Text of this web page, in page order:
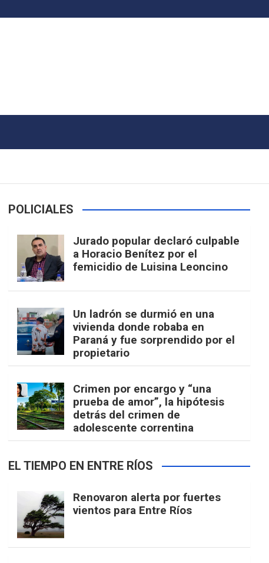
POLICIALES
Jurado popular declaró culpable
a Horacio Benítez por el
femicidio de Luisina Leoncino
Un ladrón se durmió en una
vivienda donde robaba en
Paraná y fue sorprendido por el
propietario
Crimen por encargo y “una
prueba de amor”, la hipótesis
detrás del crimen de
adolescente correntina
EL TIEMPO EN ENTRE RÍOS
Renovaron alerta por fuertes
vientos para Entre Ríos